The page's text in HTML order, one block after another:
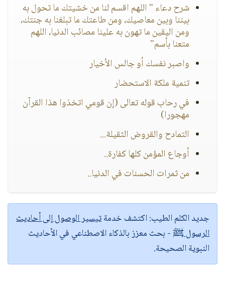
شرح دعاء " اللهم اقسم لنا من خشيتك ما تحول به
بيننا وبين معاصيك، ومن طاعتك ما تبلغنا به جنتك،
ومن اليقين ما تهون به علينا مصائب الدنيا، اللهم
متعنا بأسم"
واصبر نفسك أو جالس الأخيار
تنمية ملكة الاستحضار
في رحاب قوله تعالى (إن قومي اتخذوا هذا القرآن
مهجورا)
التمادح والقروض الثقيلة...
أوجاع المؤمن كلها كفارة..
من ثمرات الحسنات في الدنيا..
جديد الكلم الطيب:اكتشف خدمةتيسير الوصول إلى أحاديث
الرسول ﷺ - بحث معزز بالذكاء الاصطناعي في الأحاديث
النبوية الصحيحة.